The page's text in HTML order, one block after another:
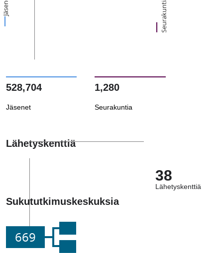
Jäsenet Seurakuntia
528,704
Jäsenet
1,280
Seurakuntia
Lähetyskenttiä
38
Lähetyskenttiä
Sukututkimuskeskuksia
669